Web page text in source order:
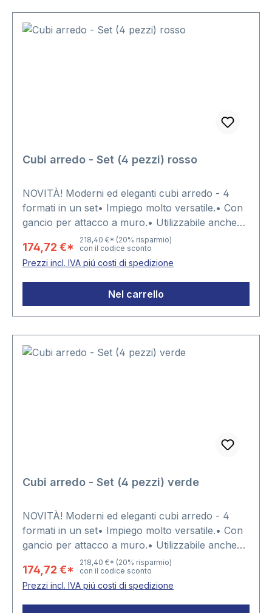
Cubi arredo - Set (4 pezzi) rosso
NOVITÀ! Moderni ed eleganti cubi arredo - 4
formati in un set• Impiego molto versatile.• Con
gancio per attacco a muro.• Utilizzabile anche
come tavolino.• Abbinabile a cubi di altri formati
e colori.• Con spigoli arrotondati.4 diversi
formati:1 x 26 x 26 x 19,5 cm1 x 31 x 31 x 19,5 cm1
x 36 x 36 x 19,5 cm1 x 41 x 41 x 19,5 cm
174,72 €*
218,40 €* (20% risparmio)
con il codice sconto
Prezzi incl. IVA piú costi di spedizione
Nel carrello
Cubi arredo - Set (4 pezzi) verde
NOVITÀ! Moderni ed eleganti cubi arredo - 4
formati in un set• Impiego molto versatile.• Con
gancio per attacco a muro.• Utilizzabile anche
come tavolino.• Abbinabile a cubi di altri formati
e colori.• Con spigoli arrotondati.4 diversi
formati:1 x 26 x 26 x 19,5 cm1 x 31 x 31 x 19,5 cm1
x 36 x 36 x 19,5 cm1 x 41 x 41 x 19,5 cm
174,72 €*
218,40 €* (20% risparmio)
con il codice sconto
Prezzi incl. IVA piú costi di spedizione